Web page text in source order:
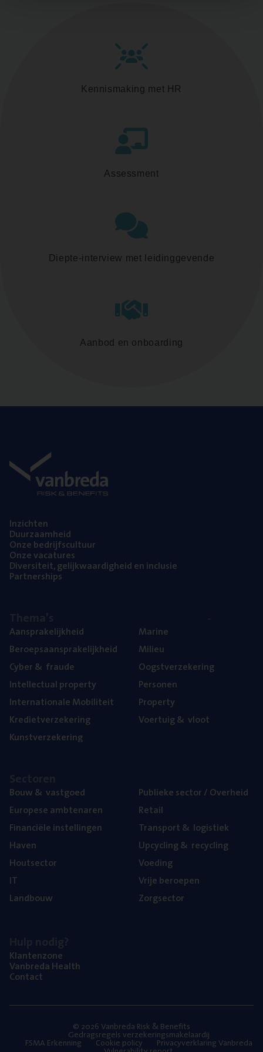
Kennismaking met HR
Assessment
Diepte-interview met leidinggevende
Aanbod en onboarding
Inzich­ten
Duur­zaam­heid
Onze bedrijfs­cul­tuur
Onze vaca­tu­res
Diver­si­teit, gelijk­waar­dig­heid en inclusie
Part­ner­ships
Aan­spra­ke­lijk­heid
Beroeps­aan­spra­ke­lijk­heid
Cyber& fraude
Intel­lec­tu­al property
Inter­na­ti­o­na­le Mobiliteit
Kre­diet­ver­ze­ke­ring
Kunst­ver­ze­ke­ring
Mari­ne
Mili­eu
Oogst­ver­ze­ke­ring
Per­so­nen
Pro­per­ty
Voer­tuig& vloot
Bouw& vastgoed
Euro­pe­se ambtenaren
Finan­ci­ë­le instellingen
Haven
Hout­sec­tor
IT
Land­bouw
Publie­ke sec­tor / Overheid
Retail
Trans­port& logistiek
Upcy­cling& recycling
Voe­ding
Vrije beroe­pen
Zorg­sec­tor
Klan­ten­zo­ne
Van­b­re­da Health
Con­tact
© 2026 Vanbreda Risk & Benefits
Gedragsregels verzekeringsmakelaardij
FSMA Erkenning Cookie policy Privacyverklaring Vanbreda